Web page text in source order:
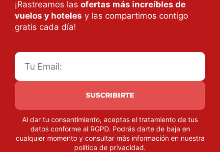
¡Rastreamos las ofertas más increíbles de
vuelos y hoteles y las compartimos contigo
gratis cada día!
SUSCRIBIRTE
Al dar tu consentimiento, aceptas el tratamiento de tus
datos conforme al RGPD. Podrás darte de baja en
cualquier momento y consultar más información en nuestra
política de privacidad.